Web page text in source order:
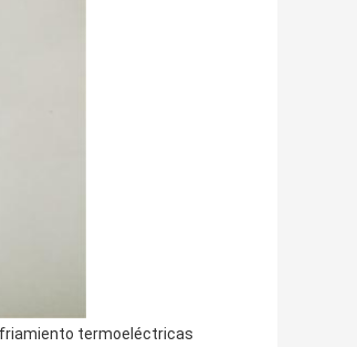
termoeléctricas